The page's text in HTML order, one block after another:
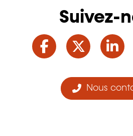
Suivez-
Facebook
Nous